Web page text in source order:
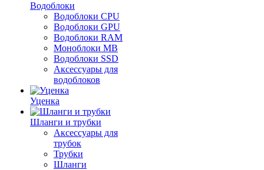
Водоблоки
Водоблоки CPU
Водоблоки GPU
Водоблоки RAM
Моноблоки MB
Водоблоки SSD
Аксессуары для
водоблоков
Уценка
Шланги и трубки
Аксессуары для
трубок
Трубки
Шланги